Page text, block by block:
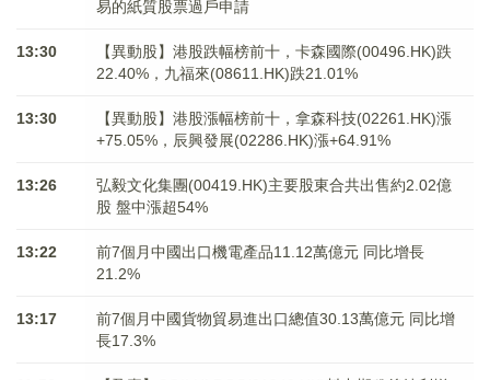
易的紙質股票過戶申請
13:30
【異動股】港股跌幅榜前十，卡森國際(00496.HK)跌
22.40%，九福來(08611.HK)跌21.01%
13:30
【異動股】港股漲幅榜前十，拿森科技(02261.HK)漲
+75.05%，辰興發展(02286.HK)漲+64.91%
13:26
弘毅文化集團(00419.HK)主要股東合共出售約2.02億
股 盤中漲超54%
13:22
前7個月中國出口機電產品11.12萬億元 同比增長
21.2%
13:17
前7個月中國貨物貿易進出口總值30.13萬億元 同比增
長17.3%